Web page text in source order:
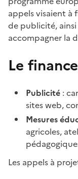
appels visaient à
de publicité,
accompagner la
Le
Publicité :
sites web,
Mesures
agricoles,
Les appels à